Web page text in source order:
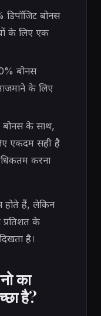
बोनस
के लिए एक
बोनस
आजमाने के लिए
के साथ,
एकदम सही है
करना
होते हैं, लेकिन
के
है।
का
है?